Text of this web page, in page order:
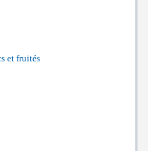
et fruités